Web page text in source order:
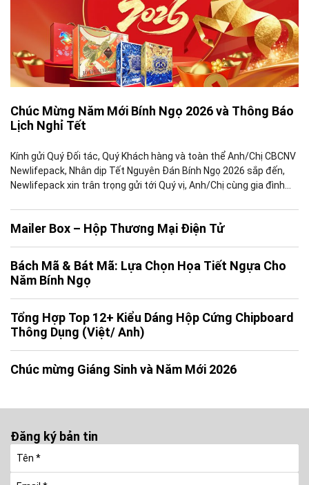
Chúc Mừng Năm Mới Bính Ngọ 2026 và Thông Báo
Lịch Nghỉ Tết
Kính gửi Quý Đối tác, Quý Khách hàng và toàn thể Anh/Chị CBCNV
Newlifepack, Nhân dịp Tết Nguyên Đán Bính Ngọ 2026 sắp đến,
Newlifepack xin trân trọng gửi tới Quý vị, Anh/Chị cùng gia đình
vì sự tin tưởng, đồng […]
Mailer Box – Hộp Thương Mại Điện Tử
Bách Mã & Bát Mã: Lựa Chọn Họa Tiết Ngựa Cho
Năm Bính Ngọ
Tổng Hợp Top 12+ Kiểu Dáng Hộp Cứng Chipboard
Thông Dụng (Việt/ Anh)
Chúc mừng Giáng Sinh và Năm Mới 2026
Đăng ký bản tin